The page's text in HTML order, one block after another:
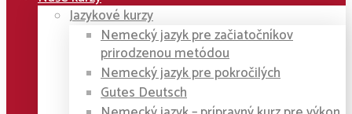
Jazykové kurzy
Nemecký jazyk pre začiatočníkov
prirodzenou metódou
Nemecký jazyk pre pokročilých
Gutes Deutsch